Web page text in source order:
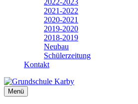
2022-2023
2021-2022
2020-2021
2019-2020
2018-2019
Neubau
Schülerzeitung
Kontakt
Menü